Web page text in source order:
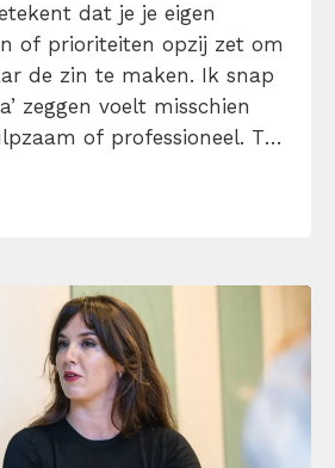
dat je je eigen
of prioriteiten opzij zet om
de zin te maken. Ik snap
zeggen voelt misschien
of professioneel. Tot
en je eigen werk